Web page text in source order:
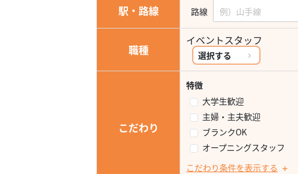
駅・路線 路線
職種
イベントスタッフ
選択する
こだわり
特徴
大学生歓迎
主婦・主夫歓迎
ブランクOK
オープニングスタッフ
こだわり条件を表示する